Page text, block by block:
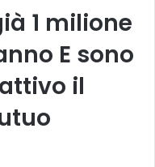
1 milione
E sono
il